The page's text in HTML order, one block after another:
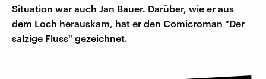
Situation war auch Jan Bauer. Darüber, wie er aus
dem Loch herauskam, hat er den Comicroman "Der
salzige Fluss" gezeichnet.